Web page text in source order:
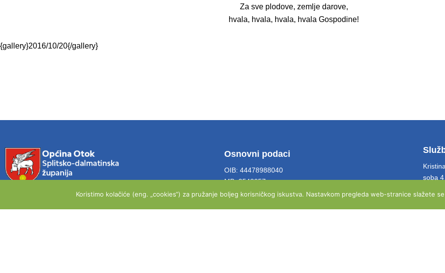
Za sve plodove, zemlje darove,
hvala, hvala, hvala, hvala Gospodine!
{gallery}2016/10/20{/gallery}
Osnovni podaci
OIB: 44478988040
MB: 2543257
soba 4
Koristimo kolačiće (eng. „cookies“) za pružanje boljeg korisničkog iskustva. Nastavkom pregleda web-stranice slažete